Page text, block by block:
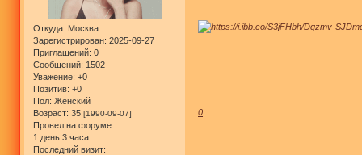
Откуда: Москва
Зарегистрирован: 2025-09-27
Приглашений: 0
Сообщений: 1502
Уважение: +0
Позитив: +0
Пол: Женский
Возраст: 35 [1990-09-07]
Провел на форуме:
1 день 3 часа
Последний визит:
0